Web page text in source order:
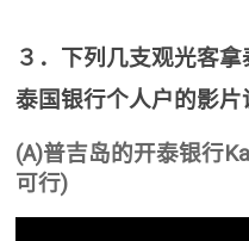
３．下列几支观光客
泰国银行个人户的影
(A)普吉岛的开泰银行
可行)